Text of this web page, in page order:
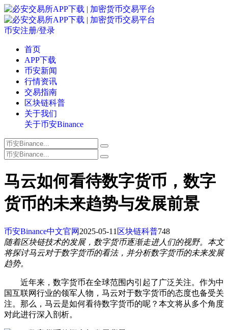
币安注册/登录
首页
APP下载
币安新闻
行情资讯
交易指南
区块链科普
关于我们
关于币安Binance
马云如何看待数字货币，数字
货币的未来趋势与发展前景
币安Binance中文官网 2025-05-11 区块链科普748
随着区块链技术的发展，数字货币逐渐走进人们的视野。本文
将探讨马云对于数字货币的看法，并分析数字货币的未来发展
趋势。
近年来，数字货币在全球范围内引起了广泛关注。作为中
国互联网行业的领军人物，马云对于数字货币的态度也备受关
注。那么，马云是如何看待数字货币的呢？本文将从多个角度
对此进行深入剖析。